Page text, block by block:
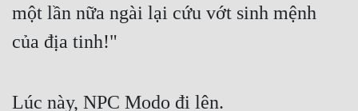
Góc Nhìn Nam
Góc Nhìn Nữ
Huyền Nghi
một lần nữa ngài lại cứu vớt sinh mệnh
của địa tinh!"
Lúc này, NPC Modo đi lên.